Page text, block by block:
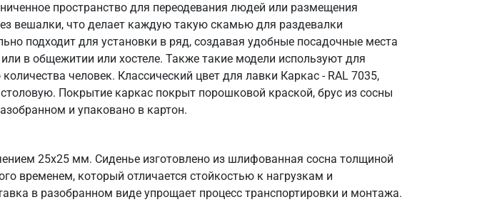
пространство для переодевания людей или размещения
вешалки, что делает каждую такую скамью для раздевалки
подходит для установки в ряд, создавая удобные посадочные места
в общежитии или хостеле. Также такие модели используют для
человек. Классический цвет для лавки Каркас - RAL 7035,
Покрытие каркас покрыт порошковой краской, брус из сосны
и упаковано в картон.
25х25 мм. Сиденье изготовлено из шлифованная сосна толщиной
временем, который отличается стойкостью к нагрузкам и
в разобранном виде упрощает процесс транспортировки и монтажа.